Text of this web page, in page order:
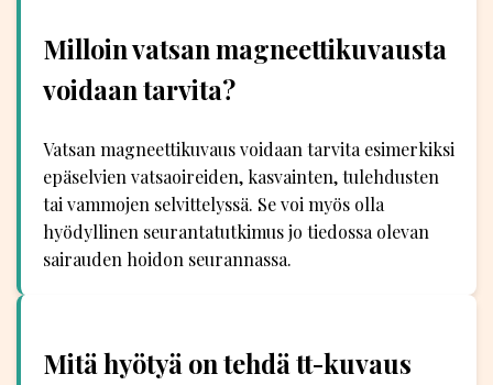
Milloin vatsan magneettikuvausta
voidaan tarvita?
Vatsan magneettikuvaus voidaan tarvita esimerkiksi
epäselvien vatsaoireiden, kasvainten, tulehdusten
tai vammojen selvittelyssä. Se voi myös olla
hyödyllinen seurantatutkimus jo tiedossa olevan
sairauden hoidon seurannassa.
Mitä hyötyä on tehdä tt-kuvaus